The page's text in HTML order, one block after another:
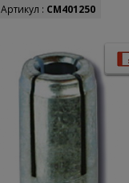
Артикул : CM401250